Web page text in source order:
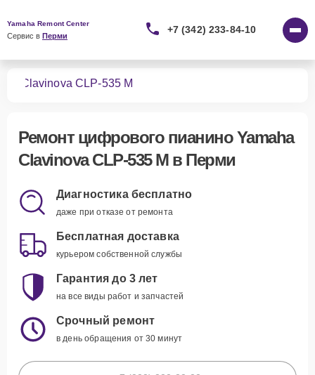
Yamaha Remont Center
Сервис в Перми
+7 (342) 233-84-10
Clavinova CLP-535 M
Ремонт цифрового пианино Yamaha
Clavinova CLP-535 Mв Перми
Диагностика бесплатно
даже при отказе от ремонта
Бесплатная доставка
курьером собственной службы
Гарантия до 3 лет
на все виды работ и запчастей
Срочный ремонт
в день обращения от 30 минут